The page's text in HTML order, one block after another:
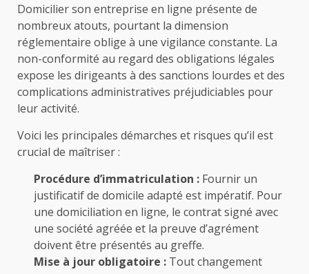
Domicilier son entreprise en ligne présente de
nombreux atouts, pourtant la dimension
réglementaire oblige à une vigilance constante. La
non-conformité au regard des obligations légales
expose les dirigeants à des sanctions lourdes et des
complications administratives préjudiciables pour
leur activité.
Voici les principales démarches et risques qu’il est
crucial de maîtriser :
Procédure d’immatriculation : Fournir un
justificatif de domicile adapté est impératif. Pour
une domiciliation en ligne, le contrat signé avec
une société agréée et la preuve d’agrément
doivent être présentés au greffe.
Mise à jour obligatoire : Tout changement